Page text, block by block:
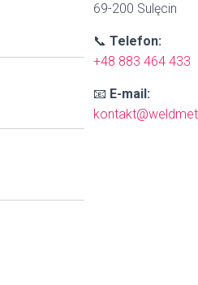
69-200 Sulęcin
📞 Telefon:
+48 883 464 433
📧 E-mail: